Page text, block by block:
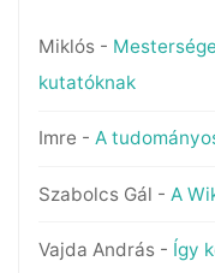
Miklós-
kutatóknak
Imre - A
Szabolcs Gál - A
Vajda András- Így